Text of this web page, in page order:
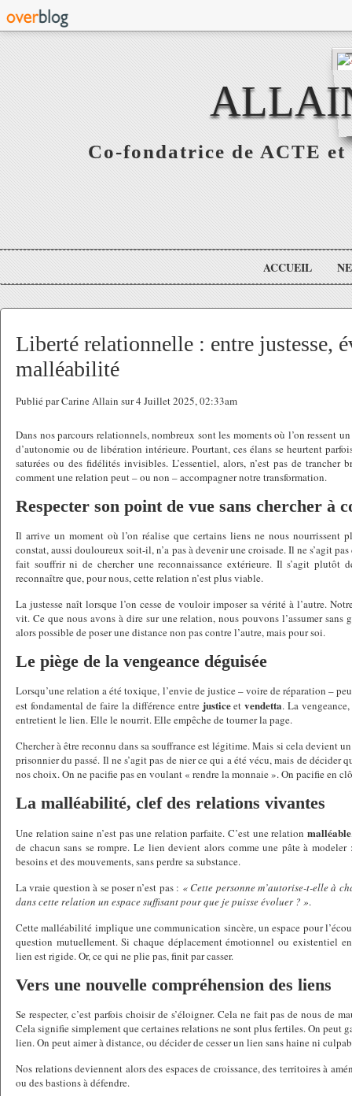
Co-fondatrice de ACTE
ACCUEIL
Liberté relationnelle : entre justesse,
malléabilité
Publié par Carine Allain sur 4 Juillet 2025, 02:33am
Dans nos parcours relationnels, nombreux sont les moments où l’on ressent
d’autonomie ou de libération intérieure. Pourtant, ces élans se heurtent
saturées ou des fidélités invisibles. L’essentiel, alors, n’est pas de trancher
comment une relation peut – ou non – accompagner notre transformation.
Respecter son point de vue sans chercher à
Il arrive un moment où l’on réalise que certains liens ne nous nourrissent
constat, aussi douloureux soit-il, n’a pas à devenir une croisade. Il ne s’agit
fait souffrir ni de chercher une reconnaissance extérieure. Il s’agit plutôt
reconnaître que, pour nous, cette relation n’est plus viable.
La justesse naît lorsque l’on cesse de vouloir imposer sa vérité à l’autre.
vit. Ce que nous avons à dire sur une relation, nous pouvons l’assumer sans
alors possible de poser une distance non pas contre l’autre, mais pour soi.
Le piège de la vengeance déguisée
Lorsqu’une relation a été toxique, l’envie de justice – voire de réparation –
est fondamental de faire la différence entre justiceetvendetta. La
entretient le lien. Elle le nourrit. Elle empêche de tourner la page.
Chercher à être reconnu dans sa souffrance est légitime. Mais si cela devient
prisonnier du passé. Il ne s’agit pas de nier ce qui a été vécu, mais de décider
nos choix. On ne pacifie pas en voulant « rendre la monnaie ». On pacifie en
La malléabilité, clef des relations vivantes
Une relation saine n’est pas une relation parfaite. C’est une relationmalléable
de chacun sans se rompre. Le lien devient alors comme une pâte à
besoins et des mouvements, sans perdre sa substance.
La vraie question à se poser n’est pas : « Cette personne m’autorise-t-elle à
dans cette relation un espace suffisant pour que je puisse évoluer ? ».
Cette malléabilité implique une communication sincère, un espace pour
question mutuellement. Si chaque déplacement émotionnel ou existentiel
lien est rigide. Or, ce qui ne plie pas, finit par casser.
Vers une nouvelle compréhension des liens
Se respecter, c’est parfois choisir de s’éloigner. Cela ne fait pas de nous de
Cela signifie simplement que certaines relations ne sont plus fertiles. On peut
lien. On peut aimer à distance, ou décider de cesser un lien sans haine ni
Nos relations deviennent alors des espaces de croissance, des territoires à
ou des bastions à défendre.